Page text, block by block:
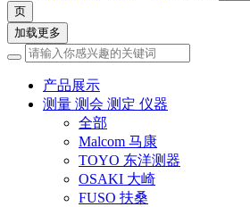
加载更多
产品展示
测量 测会 测定 仪器
全部
Malcom 马康
TOYO 东洋测器
OSAKI 大崎
FUSO 扶桑